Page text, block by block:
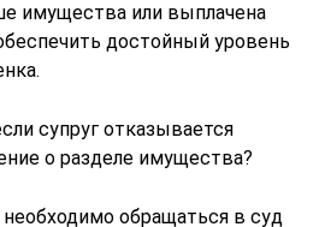
имущества или выплачена
достойный уровень
супруг отказывается
о разделе имущества?
необходимо обращаться в суд